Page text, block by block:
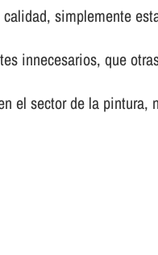
simplemente
innecesarios, que
el sector de la